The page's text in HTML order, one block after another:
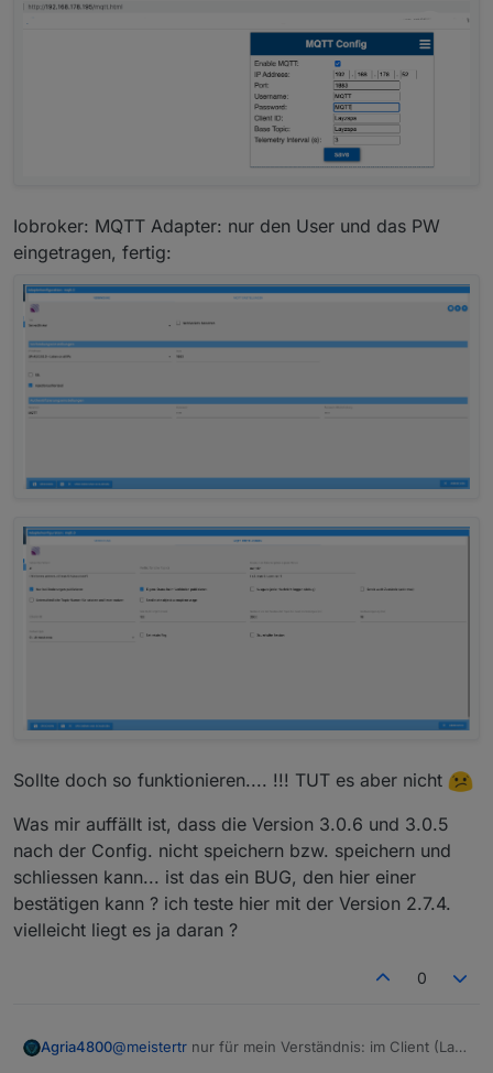
Als Adapter habe ich die eine ätere Version
genommen, da mit der 3.06. ich keine Änderungen
in der Instanz abspeichern kann. (maybe BUG)
MQTT Einstellung eintragen ?
Wie muss ich MQTT einstellen, so das es mit dem
MQQT Adapter von Iobroker kommunizieren kann =
Hier bin ich komplett neu und bräuchte Support...
in der Instanz abspeichern kann. (maybe BUG)
Iobroker: MQTT Adapter: nur den User und das PW
eingetragen, fertig:
Sollte doch so funktionieren.... !!! TUT es aber nicht
Was mir auffällt ist, dass die Version 3.0.6 und 3.0.5
nach der Config. nicht speichern bzw. speichern und
schliessen kann... ist das ein BUG, den hier einer
bestätigen kann ? ich teste hier mit der Version 2.7.4.
vielleicht liegt es ja daran ?
0
Agria4800@meistertr